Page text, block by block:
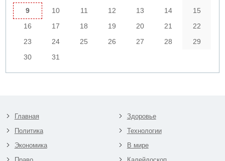
9
10 11 12 13 14
15
16
17 18 19 20 21
22
23
24 25 26 27 28
29
30
31
Главная
Политика
Экономика
Здоровье
Технологии
В мире